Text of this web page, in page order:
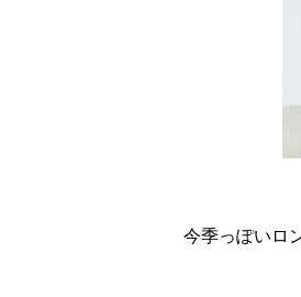
今季っぽいロ